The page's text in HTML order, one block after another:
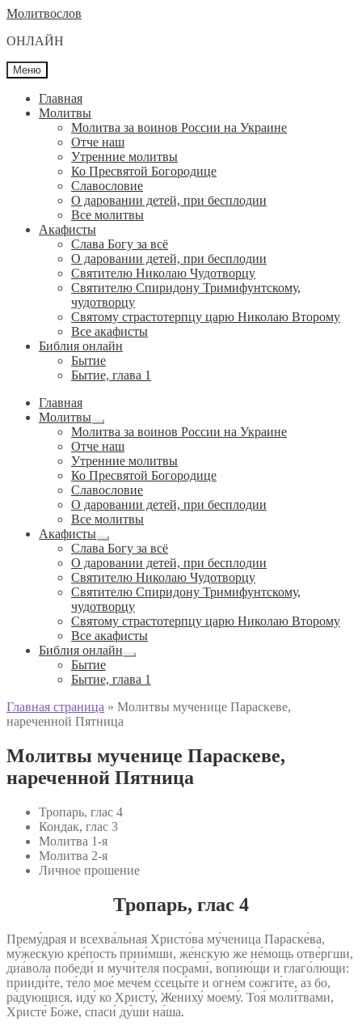
Перейти
навигации
Перейти
содержимому
Молитвослов
ОНЛАЙН
Меню
Главная
Молитвы
Молитва за воинов России на Украине
Отче наш
Утренние молитвы
Ко Пресвятой Богородице
Славословие
О даровании детей, при бесплодии
Вcе молитвы
Акафисты
Слава Богу за всё
О даровании детей, при бесплодии
Святителю Николаю Чудотворцу
Святителю Спиридону Тримифунтскому,
чудотворцу
Святому страстотерпцу царю Николаю Второму
Все акафисты
Библия онлайн
Бытие
Бытие, глава 1
Главная
Молитвы
Развернутое
вложенное
меню
Молитва за воинов России на Украине
Отче наш
Утренние молитвы
Ко Пресвятой Богородице
Славословие
О даровании детей, при бесплодии
Вcе молитвы
Акафисты
Развернутое
вложенное
меню
Слава Богу за всё
О даровании детей, при бесплодии
Святителю Николаю Чудотворцу
Святителю Спиридону Тримифунтскому,
чудотворцу
Святому страстотерпцу царю Николаю Второму
Все акафисты
Библия онлайн
Развернутое
вложенное
меню
Бытие
Бытие, глава 1
Главная страница » Молитвы мученице Параскеве,
нареченной Пятница
Молитвы мученице Параскеве,
нареченной Пятница
Тропарь, глас 4
Кондак, глас 3
Молитва 1‑я
Молитва 2‑я
Личное прошение
Тропарь, глас 4
Прему́драя и всехва́льная Христо́ва му́ченица Параске́ва,
му́жескую кре́пость прии́мши, же́нскую же не́мощь отве́ргши,
диа́вола победи́ и мучи́теля посрами́, вопию́щи и глаго́лющи:
прииди́те, те́ло мое́ мече́м ссецы́те и огне́м сожги́те, аз бо,
ра́дующися, иду́ ко Христу́, Жениху́ моему́. Тоя́ моли́твами,
Христе́ Бо́же, спаси́ ду́ши на́ша.